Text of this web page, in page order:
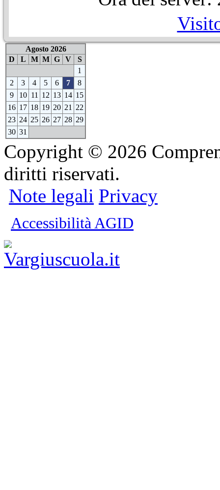
Agosto 2026
D
L M M G V
S
1
2
3 4 5 6 7
8
9
10 11 12 13 14 15
16 17 18 19 20 21
22
23 24 25 26 27 28 29
30 31
Copyright © 2026
diritti riservati.
Note legali Privacy
Accessibilità AGID